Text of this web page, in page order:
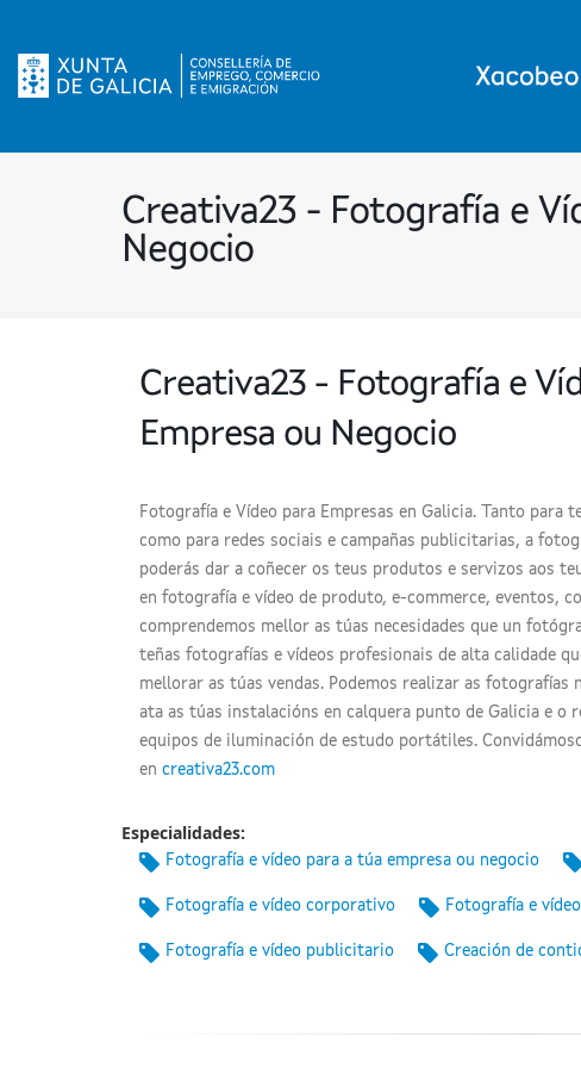
Creativa23 - Fotografía e
Negocio
Creativa23 - Fotografía e
Empresa ou Negocio
Fotografía e Vídeo para Empresas en Galicia. Tanto para
como para redes sociais e campañas publicitarias, a
poderás dar a coñecer os teus produtos e servizos aos
en fotografía e vídeo de produto, e-commerce, eventos,
comprendemos mellor as túas necesidades que un
teñas fotografías e vídeos profesionais de alta calidade
mellorar as túas vendas. Podemos realizar as fotografías
ata as túas instalacións en calquera punto de Galicia e o
equipos de iluminación de estudo portátiles.
en creativa23.com
Especialidades:
Fotografía e vídeo para a túa empresa ou negocio
Fotografía e vídeo corporativo Fotografía e
Fotografía e vídeo publicitario Creación de